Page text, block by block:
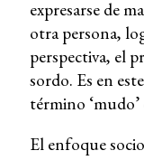
expresarse de
otra persona,
perspectiva, el
sordo. Es en
término ‘mudo’
El enfoque